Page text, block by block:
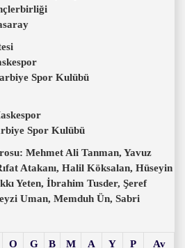
Spor Kulübü
Spor Kulübü
Mehmet Ali Tanman, Yavuz
Atakanı, Halil Köksalan, Hüseyin
Yeten, İbrahim Tusder, Şeref
Uman, Memduh Ün, Sabri
O G B M A Y P Av